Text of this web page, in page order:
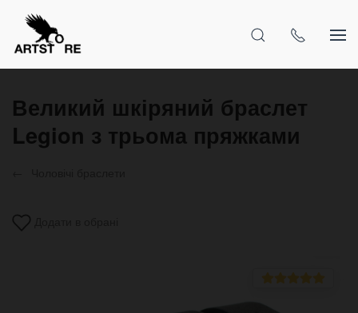
Великий шкіряний браслет
Legion з трьома пряжками